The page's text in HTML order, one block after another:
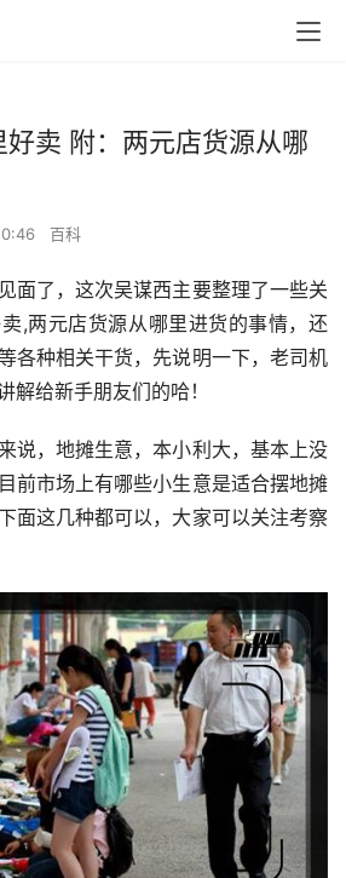
卖 附：两元店货源从哪
百科
面了，这次吴谋西主要整理了一些关
,两元店货源从哪里进货的事情，还
各种相关干货，先说明一下，老司机
解给新手朋友们的哈！
说，地摊生意，本小利大，基本上没
前市场上有哪些小生意是适合摆地摊
面这几种都可以，大家可以关注考察